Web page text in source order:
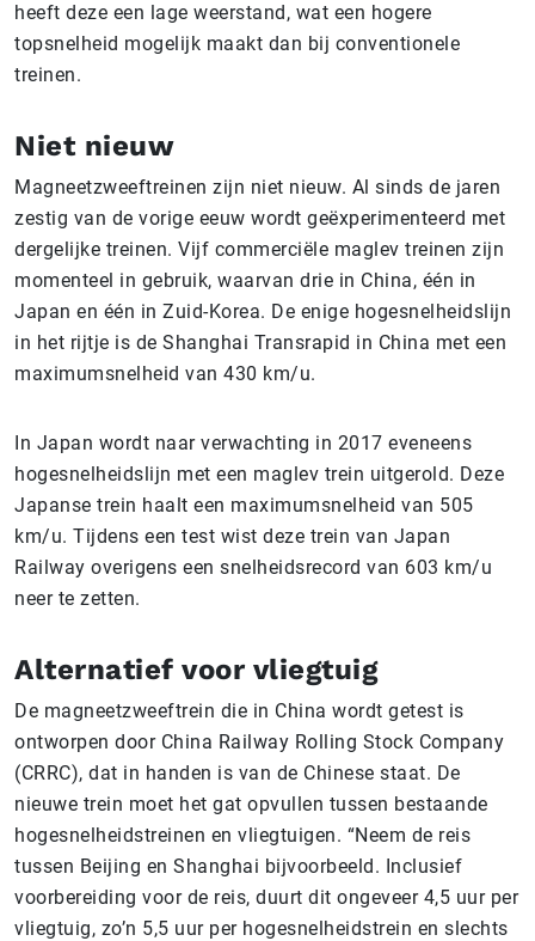
heeft deze een lage weerstand, wat een hogere
topsnelheid mogelijk maakt dan bij conventionele
treinen.
Niet nieuw
Magneetzweeftreinen zijn niet nieuw. Al sinds de jaren
zestig van de vorige eeuw wordt geëxperimenteerd met
dergelijke treinen. Vijf commerciële maglev treinen zijn
momenteel in gebruik, waarvan drie in China, één in
Japan en één in Zuid-Korea. De enige hogesnelheidslijn
in het rijtje is de Shanghai Transrapid in China met een
maximumsnelheid van 430 km/u.
In Japan wordt naar verwachting in 2017 eveneens
hogesnelheidslijn met een maglev trein uitgerold. Deze
Japanse trein haalt een maximumsnelheid van 505
km/u. Tijdens een test wist deze trein van Japan
Railway overigens een snelheidsrecord van 603 km/u
neer te zetten.
Alternatief voor vliegtuig
De magneetzweeftrein die in China wordt getest is
ontworpen door China Railway Rolling Stock Company
(CRRC), dat in handen is van de Chinese staat. De
nieuwe trein moet het gat opvullen tussen bestaande
hogesnelheidstreinen en vliegtuigen. “Neem de reis
tussen Beijing en Shanghai bijvoorbeeld. Inclusief
voorbereiding voor de reis, duurt dit ongeveer 4,5 uur per
vliegtuig, zo’n 5,5 uur per hogesnelheidstrein en slechts